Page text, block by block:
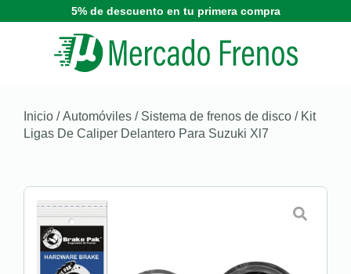
5% de descuento en tu primera compra
Inicio /Automóviles / Sistema de frenos de disco / Kit
Ligas De Caliper Delantero Para Suzuki Xl7